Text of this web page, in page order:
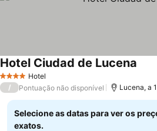
4 EstrelasHotel
Hotel Ciudad de Lucena
/ Pontuação não disponível Lucena, a
Selecione as datas para ver os
exatos.